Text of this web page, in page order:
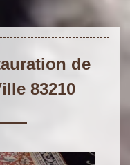
de
83210